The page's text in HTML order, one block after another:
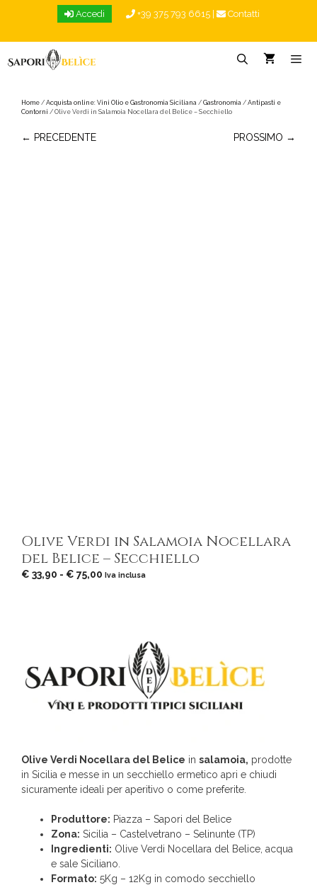
Accedi +39 375 793 6615 Contatti
Home / Acquista online: Vini Olio e Gastronomia Siciliana / Gastronomia / Antipasti e
Contorni / Olive Verdi in Salamoia Nocellara del Belice – Secchiello
← PRECEDENTE PROSSIMO →
Olive Verdi in Salamoia Nocellara
del Belice – Secchiello
€ 33,90 - € 75,00 Fascia
€ 75,00
Iva inclusa
Olive Verdi Nocellara del Belice in salamoia, prodotte
in Sicilia e messe in un secchiello ermetico apri e chiudi
sicuramente ideali per aperitivo o come preferite.
Produttore: Piazza – Sapori del Belìce
Zona: Sicilia – Castelvetrano – Selinunte (TP)
Ingredienti: Olive Verdi Nocellara del Belice, acqua
e sale Siciliano.
Formato: 5Kg – 12Kg in comodo secchiello